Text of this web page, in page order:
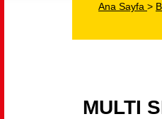
Ana Sayfa >
MULTI